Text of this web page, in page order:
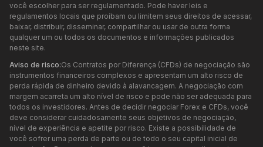
você escolher para ser regulamentado. Pode haver leis e
regulamentos locais que proíbam ou limitem seus direitos de acessar,
baixar, distribuir, disseminar, compartilhar ou usar de outra forma
qualquer um ou todos os documentos e informações publicados
neste site.
Aviso de risco:Os Contratos por Diferença (CFDs) de negociação são
instrumentos financeiros complexos e apresentam um alto risco de
perda rápida de dinheiro devido à alavancagem. A negociação com
margem acarreta um alto nível de risco e pode não ser adequada para
todos os investidores. Antes de decidir negociar Forex e CFDs, você
deve considerar cuidadosamente seus objetivos de negociação,
nível de experiência e apetite por risco. Existe a possibilidade de
você sofrer uma perda de parte ou de todo o seu capital inicial de